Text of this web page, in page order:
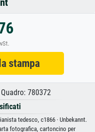
stampa
780372
tedesco, c1866 · Unbekannt.
fotografica, cartoncino per